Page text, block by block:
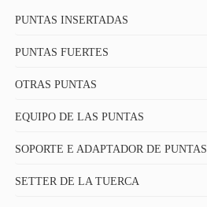
PUNTAS INSERTADAS
PUNTAS FUERTES
OTRAS PUNTAS
EQUIPO DE LAS PUNTAS
SOPORTE E ADAPTADOR DE PUNTAS
SETTER DE LA TUERCA